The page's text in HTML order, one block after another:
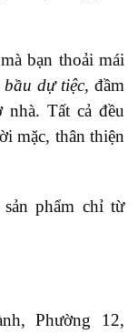
bạn thoải mái
bầu dự tiệc, đầm
nhà. Tất cả đều
mặc, thân thiện
phẩm chỉ từ
Phường 12,